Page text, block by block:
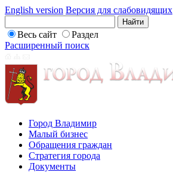
English version Версия для слабовидящих
Весь сайт
Раздел
Расширенный поиск
Город Владимир
Малый бизнес
Обращения граждан
Стратегия города
Документы